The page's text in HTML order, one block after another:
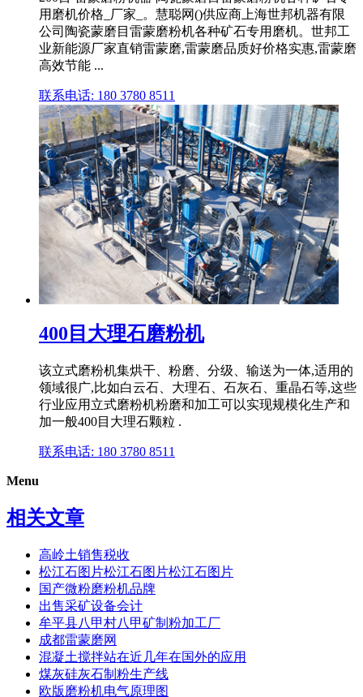
用磨机价格_厂家_。慧聪网()供应商上海世邦机器有限
公司陶瓷蒙磨目雷蒙磨粉机各种矿石专用磨机。世邦工
业新能源厂家直销雷蒙磨,雷蒙磨品质好价格实惠,雷蒙磨
高效节能 ...
联系电话: 180 3780 8511
400目大理石磨粉机
该立式磨粉机集烘干、粉磨、分级、输送为一体,适用的
领域很广,比如白云石、大理石、石灰石、重晶石等,这些
行业应用立式磨粉机粉磨和加工可以实现规模化生产和
加一般400目大理石颗粒 .
联系电话: 180 3780 8511
Menu
相关文章
高岭土销售税收
松江石图片松江石图片松江石图片
国产微粉磨粉机品牌
出售采矿设备会计
牟平县八甲村八甲矿制粉加工厂
成都雷蒙磨网
混凝土搅拌站在近几年在国外的应用
煤灰硅灰石制粉生产线
欧版磨粉机电气原理图